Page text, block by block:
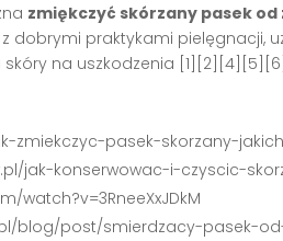
zmiękczyć skórzany pasek
dobrymi praktykami pielęgnacji,
skóry na uszkodzenia
zmiekczyc-pasek-skorzany-
jak-konserwowac-i-czyscic-
watch?v=3RneeXxJDkM
blog/post/smierdzacy-pasek-